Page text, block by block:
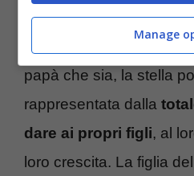
E per chi è pronto,
papà che sia, la stella
rappresentata dalla
dare ai propri figli, al
loro crescita. La figlia
Manage